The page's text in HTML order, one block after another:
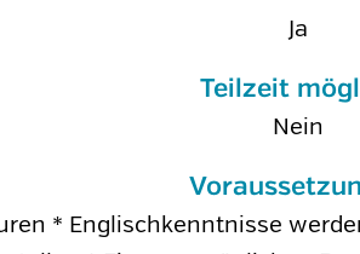
Ja
Teilzeit
Nein
* Englischkenntnisse